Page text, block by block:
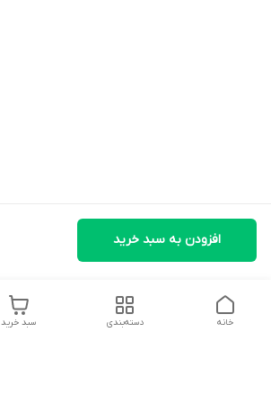
افزودن به سبد خرید
سبد خرید دسته‌بندی خانه